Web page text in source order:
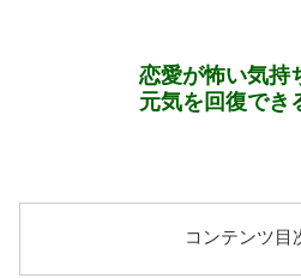
恋愛が怖い気持
元気を回復でき
コンテンツ目